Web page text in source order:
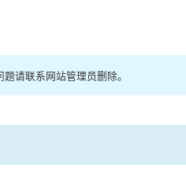
请联系网站管理员删除。